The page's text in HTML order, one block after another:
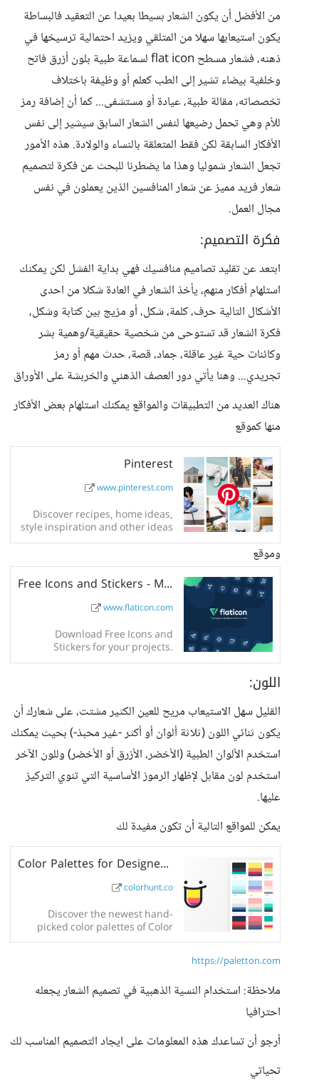
من الأفضل أن يكون الشعار بسيطا بعيدا عن التعقيد فالبساطة
يكون استيعابها سهلا من المتلقي ويزيد احتمالية ترسيخها في
ذهنه، فشعار مسطح flat icon لسماعة طبية بلون أزرق فاتح
وخلفية بيضاء تشير إلى الطب كعلم أو وظيفة باختلاف
تخصصاته، مقالة طبية، عيادة أو مستشفى... كما أن إضافة رمز
للأم وهي تحمل رضيعها لنفس الشعار السابق سيشير إلى نفس
الأفكار السابقة لكن فقط المتعلقة بالنساء والولادة. هذه الأمور
تجعل الشعار شموليا وهذا ما يضطرنا للبحث عن فكرة لتصميم
شعار فريد مميز عن شعار المنافسين الذين يعملون في نفس
مجال العمل.
فكرة التصميم:
ابتعد عن تقليد تصاميم منافسيك فهي بداية الفشل لكن يمكنك
استلهام أفكار منهم، يأخذ الشعار في العادة شكلا من احدى
الأشكال التالية حرف، كلمة، شكل، أو مزيج بين كتابة وشكل،
فكرة الشعار قد تستوحى من شخصية حقيقية/وهمية بشر
وكائنات حية غير عاقلة، جماد، قصة، حدث مهم أو رمز
تجريدي... وهنا يأتي دور العصف الذهني والخربشة على الأوراق
هناك العديد من التطبيقات والمواقع يمكنك استلهام بعض الأفكار
منها كموقع
Pinterest
www.pinterest.com
Discover recipes, home ideas,
style inspiration and other ideas
to try.
وموقع
Free Icons and Stickers - Millions of images to download
www.flaticon.com
Download Free Icons and
Stickers for your projects.
Images made by and for
اللون:
القليل سهل الاستيعاب مريح للعين الكثير مشتت، على شعارك أن
يكون ثنائي اللون (ثلاثة ألوان أو أكثر -غير محبذ-) بحيث يمكنك
استخدم الألوان الطبية (الأخضر، الأزرق أو الأخضر) وللون الآخر
استخدم لون مقابل لإظهار الرموز الأساسية التي تنوي التركيز
عليها.
يمكن للمواقع التالية أن تكون مفيدة لك
Color Palettes for Designers and Artists - Color Hunt
colorhunt.co
Discover the newest hand-
picked color palettes of Color
Hunt. Get color inspiration for
https://paletton.com
ملاحظة: استخدام النسية الذهبية في تصميم الشعار يجعله
احترافيا
أرجو أن تساعدك هذه المعلومات على ايجاد التصميم المناسب لك
تحياتي